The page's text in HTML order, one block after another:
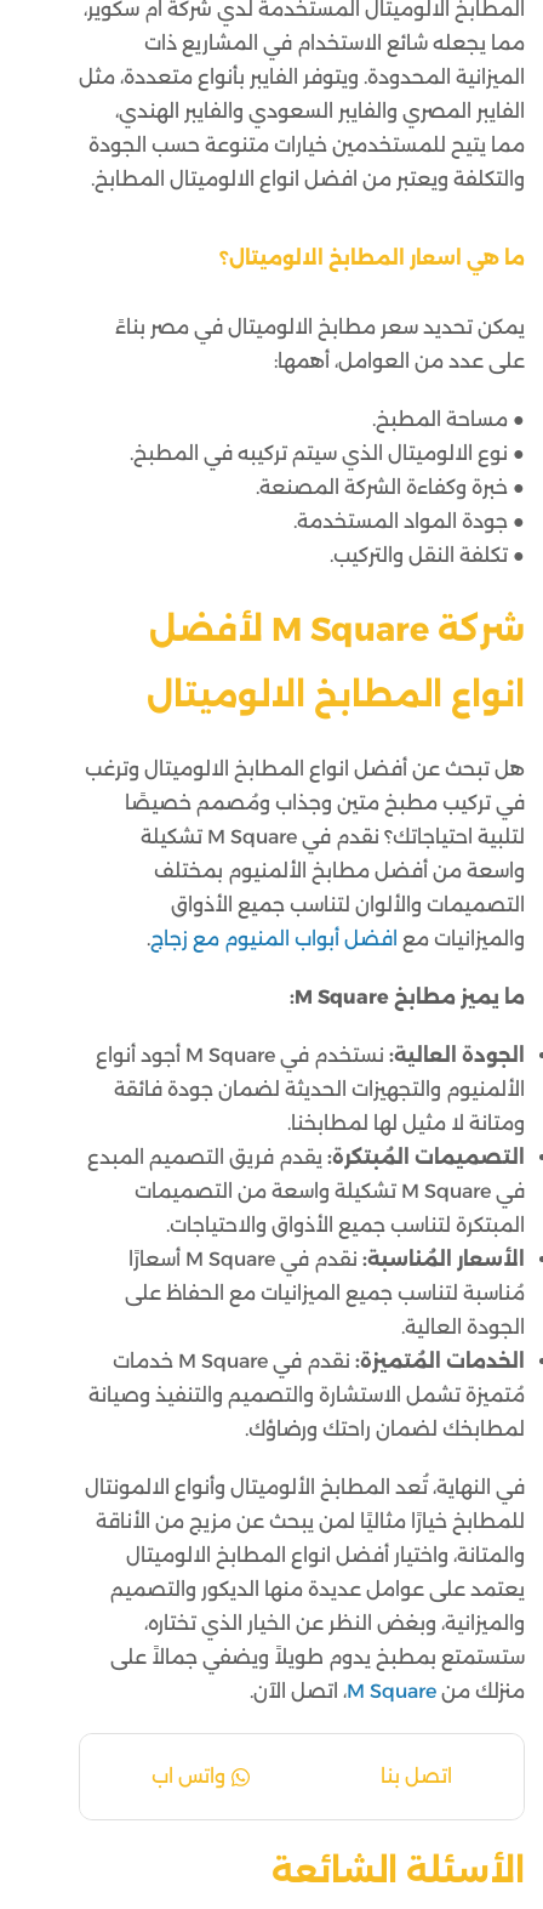
المطابخ الالوميتال المستخدمة لدي شركة ام سكوير،
مما يجعله شائع الاستخدام في المشاريع ذات
الميزانية المحدودة. ويتوفر الفايبر بأنواع متعددة، مثل
الفايبر المصري والفايبر السعودي والفايبر الهندي،
مما يتيح للمستخدمين خيارات متنوعة حسب الجودة
والتكلفة ويعتبر من افضل انواع الالوميتال المطابخ.
ما هي اسعار المطابخ الالوميتال؟
يمكن تحديد سعر مطابخ الالوميتال في مصر بناءً
على عدد من العوامل، أهمها:
● مساحة المطبخ.
● نوع الالوميتال الذي سيتم تركيبه في المطبخ.
● خبرة وكفاءة الشركة المصنعة.
● جودة المواد المستخدمة.
● تكلفة النقل والتركيب.
شركة M Square لأفضل
انواع المطابخ الالوميتال
هل تبحث عن أفضل انواع المطابخ الالوميتال وترغب
في تركيب مطبخ متين وجذاب ومُصمم خصيصًا
لتلبية احتياجاتك؟ نقدم في M Square تشكيلة
واسعة من أفضل مطابخ الألمنيوم بمختلف
التصميمات والألوان لتناسب جميع الأذواق
والميزانيات مع افضل أبواب المنيوم مع زجاج.
ما يميز مطابخ M Square:
الجودة العالية:
نستخدم في M Square أجود أنواع
الألمنيوم والتجهيزات الحديثة لضمان جودة فائقة
ومتانة لا مثيل لها لمطابخنا.
التصميمات المُبتكرة: يقدم فريق التصميم المبدع
في M Square تشكيلة واسعة من التصميمات
المبتكرة لتناسب جميع الأذواق والاحتياجات.
الأسعار المُناسبة:
نقدم في M Square أسعارًا
مُناسبة لتناسب جميع الميزانيات مع الحفاظ على
الجودة العالية.
الخدمات المُتميزة:
نقدم في M Square خدمات
مُتميزة تشمل الاستشارة والتصميم والتنفيذ وصيانة
لمطابخك لضمان راحتك ورضاؤك.
في النهاية، تُعد المطابخ الألوميتال وأنواع الالمونتال
للمطابخ خيارًا مثاليًا لمن يبحث عن مزيج من الأناقة
والمتانة، واختيار أفضل انواع المطابخ الالوميتال
يعتمد على عوامل عديدة منها الديكور والتصميم
والميزانية، وبغض النظر عن الخيار الذي تختاره،
ستستمتع بمطبخ يدوم طويلاً ويضفي جمالاً على
منزلك من M Square، اتصل الآن.
اتصل بنا واتس اب
الأسئلة الشائعة